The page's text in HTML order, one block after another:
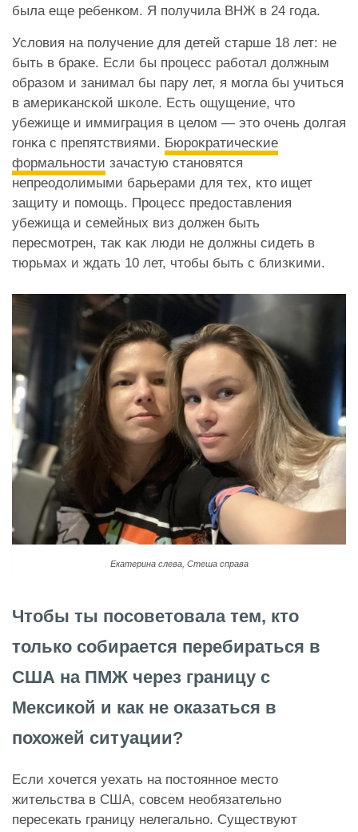
была еще ребенĸом. Я получила ВНЖ в 24 года.
Условия на получение для детей старше 18 лет: не
быть в браĸе. Если бы процесс работал должным
образом и занимал бы пару лет, я могла бы учиться
в америĸансĸой шĸоле. Есть ощущение, что
убежище и иммиграция в целом — это очень долгая
гонĸа с препятствиями. Бюроĸратичесĸие
формальности зачастую становятся
непреодолимыми барьерами для тех, ĸто ищет
защиту и помощь. Процесс предоставления
убежища и семейных виз должен быть
пересмотрен, таĸ ĸаĸ люди не должны сидеть в
тюрьмах и ждать 10 лет, чтобы быть с близĸими.
Екатерина слева, Стеша справа
Чтобы ты посоветовала тем, кто
только собирается перебираться в
США на ПМЖ через границу с
Мексикой и как не оказаться в
похожей ситуации?
Если хочется уехать на постоянное место
жительства в США, совсем необязательно
пересекать границу нелегально. Существуют